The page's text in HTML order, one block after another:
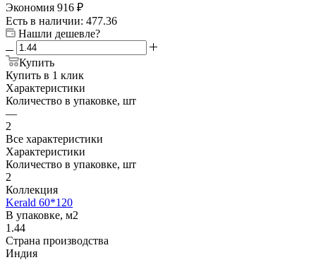
Экономия 916 ₽
Есть в наличии: 477.36
Нашли дешевле?
Купить
Купить в 1 клик
Характеристики
Количество в упаковке, шт
—
2
Все характеристики
Характеристики
Количество в упаковке, шт
2
Коллекция
Kerald 60*120
В упаковке, м2
1.44
Страна производства
Индия